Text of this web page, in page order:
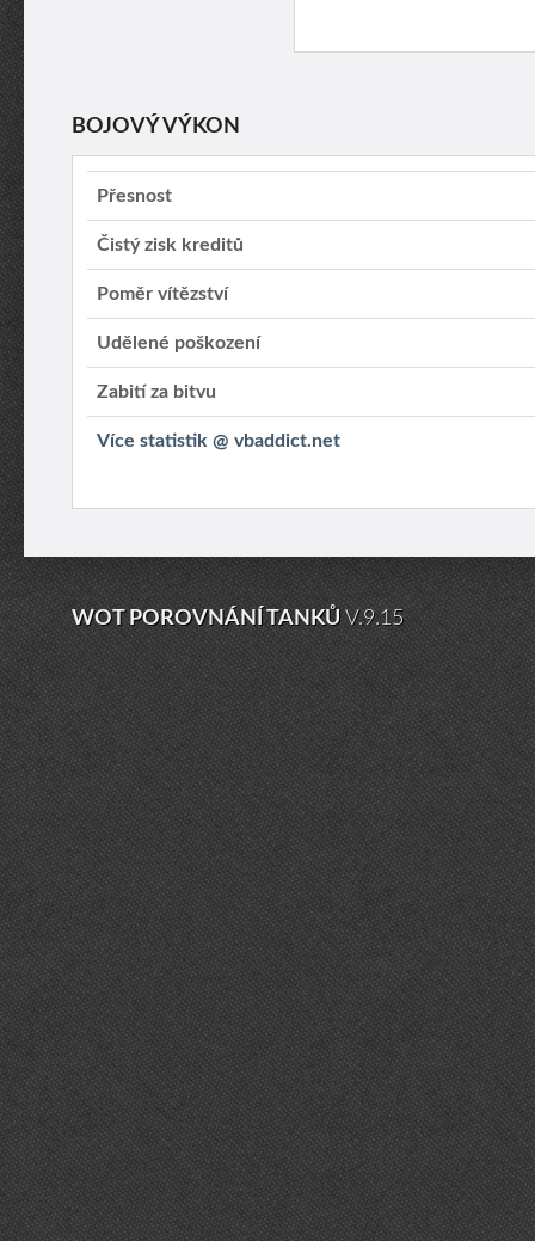
BOJOVÝ VÝKON
Přesnost
Čistý zisk kreditů
Poměr vítězství
Udělené poškození
Zabití za bitvu
Více statistik @ vbaddict.net
WOT POROVNÁNÍ TANKŮV.9.15